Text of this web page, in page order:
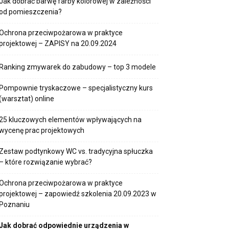
pomieszczenia?
przeciwpożarowa w praktyce
– ZAPISY na 20.09.2024
Ranking zmywarek do zabudowy – top 3 modele
Pompownie tryskaczowe – specjalistyczny kurs
online
kluczowych elementów wpływających na
prac projektowych
Zestaw podtynkowy WC vs. tradycyjna spłuczka
– które rozwiązanie wybrać?
przeciwpożarowa w praktyce
– zapowiedź szkolenia 20.09.2023 w
Poznaniu
dobrać odpowiednie urządzenia w